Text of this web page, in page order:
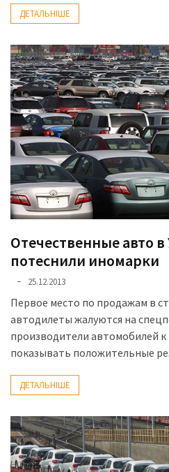
ДЕТАЛЬНІШЕ
Отечественные авто
потеснили иномарки
25.12.2013
Первое место по продажам в
автодилеты жалуются на
производители автомобилей к
показывать положительные
ДЕТАЛЬНІШЕ